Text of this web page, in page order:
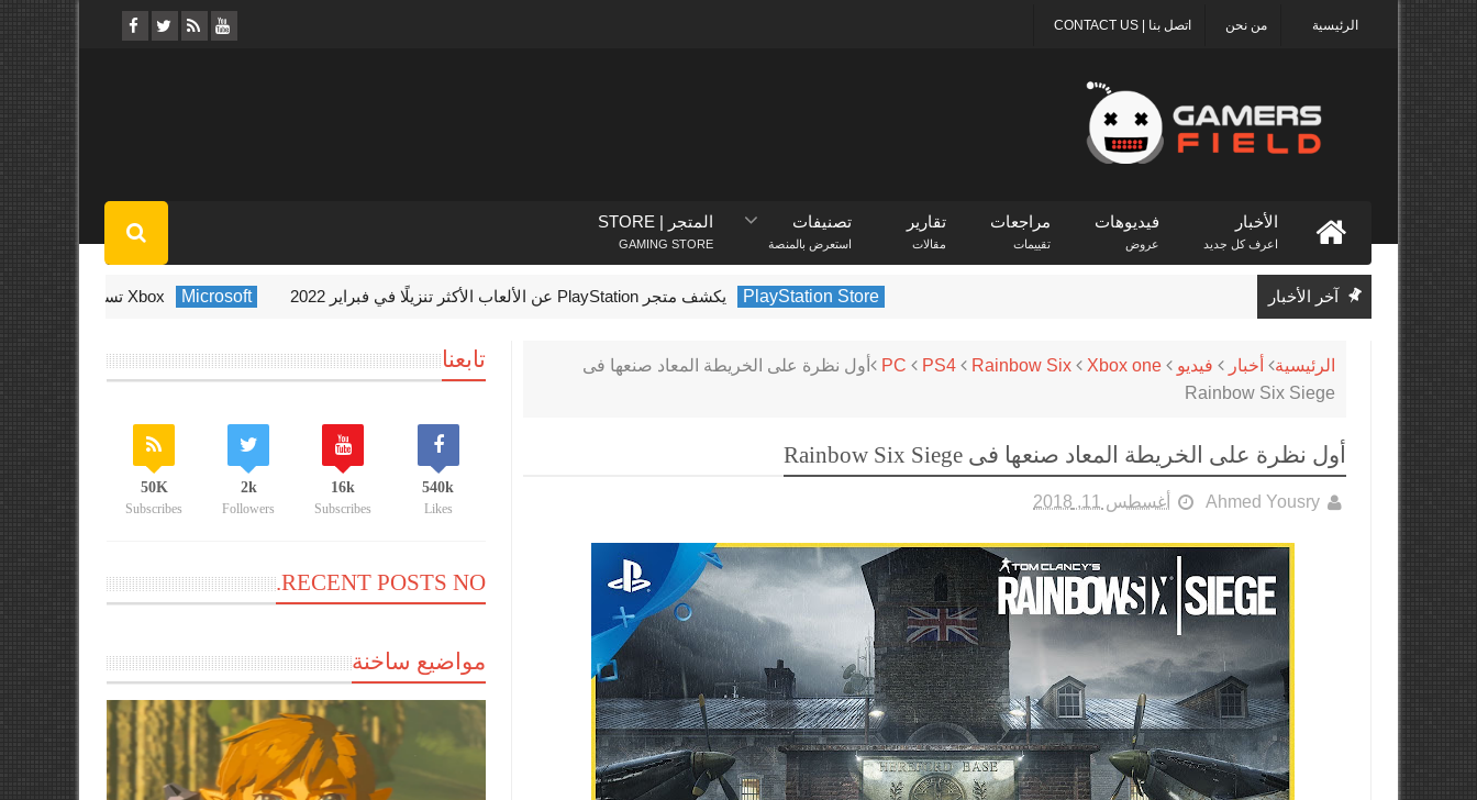
اتصل بنا | CONTACT US من نحن الرئيسية
الأخبار
اعرف كل جديد
فيديوهات
عروض
مراجعات
تقييمات
تقارير
مقالات
تصنيفات
استعرض بالمنصة
المتجر | STORE
GAMING STORE
آخر الأخبار PlayStation Store يكشف متجر PlayStation عن الألعاب الأكثر تنزيلًا في فبراير 2022 Microsoft Xbox تستضيف حدث Indie Showcase الأسبوع المقبل
الرئيسية أخبار فيديو PC PS4 Rainbow Six Xbox one
أول نظرة على الخريطة المعاد صنعها فى
Rainbow Six Siege
أول نظرة على الخريطة المعاد صنعها فى Rainbow Six Siege
Ahmed Yousry أغسطس 11, 2018
تابعنا
540k
Likes
16k
Subscribes
2k
Followers
50K
Subscribes
RECENT POSTS NO.
مواضيع ساخنة